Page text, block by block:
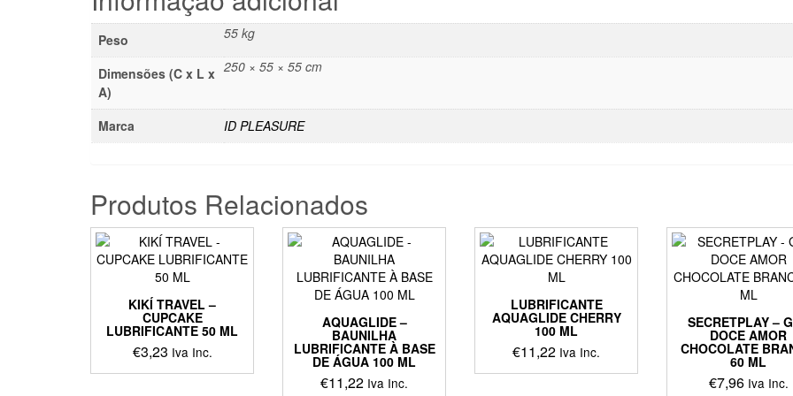
Peso 55 kg
Dimensões (C x L x
A)
250 × 55 × 55 cm
Marca ID PLEASURE
Produtos Relacionados
KIKÍ TRAVEL –
CUPCAKE
LUBRIFICANTE 50 ML
€3,23 Iva Inc.
AQUAGLIDE –
BAUNILHA
LUBRIFICANTE À BASE
DE ÁGUA 100 ML
€11,22 Iva Inc.
LUBRIFICANTE
AQUAGLIDE CHERRY
100 ML
€11,22 Iva Inc.
SECRETPLAY –
DOCE AMOR
CHOCOLATE
60 ML
€7,96 Iva Inc.